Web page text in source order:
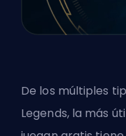
De los múltiples
Legends, la más